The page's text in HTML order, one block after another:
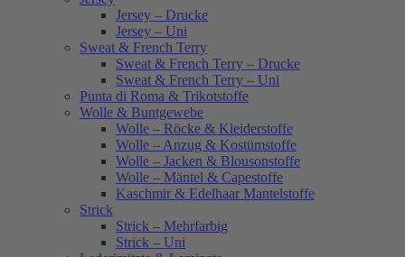
Jersey – Drucke
Jersey – Uni
Sweat & French Terry
Sweat & French Terry – Drucke
Sweat & French Terry – Uni
Punta di Roma & Trikotstoffe
Wolle & Buntgewebe
Wolle – Röcke & Kleiderstoffe
Wolle – Anzug & Kostümstoffe
Wolle – Jacken & Blousonstoffe
Wolle – Mäntel & Capestoffe
Kaschmir & Edelhaar Mantelstoffe
Strick
Strick – Mehrfarbig
Strick – Uni